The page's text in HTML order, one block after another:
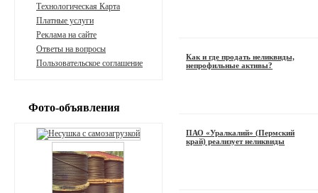
Как и где продать неликвиды,
непрофильные активы?
ПАО «Уралкалий» (Пермский
край) реализует неликвиды
Технологическая Карта
Платные услуги
Реклама на сайте
Ответы на вопросы
Пользовательское соглашение
Фото-объявления